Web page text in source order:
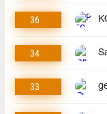
36
34
33